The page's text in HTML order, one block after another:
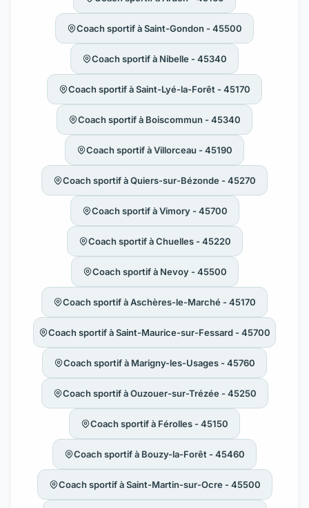
Coach sportif à Saint-Gondon - 45500
Coach sportif à Nibelle - 45340
Coach sportif à Saint-Lyé-la-Forêt - 45170
Coach sportif à Boiscommun - 45340
Coach sportif à Villorceau - 45190
Coach sportif à Quiers-sur-Bézonde - 45270
Coach sportif à Vimory - 45700
Coach sportif à Chuelles - 45220
Coach sportif à Nevoy - 45500
Coach sportif à Aschères-le-Marché - 45170
Coach sportif à Saint-Maurice-sur-Fessard - 45700
Coach sportif à Marigny-les-Usages - 45760
Coach sportif à Ouzouer-sur-Trézée - 45250
Coach sportif à Férolles - 45150
Coach sportif à Bouzy-la-Forêt - 45460
Coach sportif à Saint-Martin-sur-Ocre - 45500